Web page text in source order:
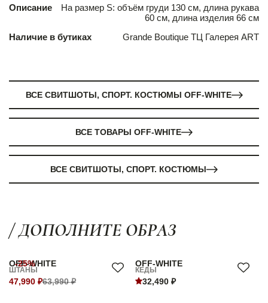
Описание
На размер S: объём груди 130 см, длина рукава
60 см, длина изделия 66 см
Наличие в бутиках
Grande Boutique ТЦ Галерея ART
ВСЕ СВИТШОТЫ, СПОРТ. КОСТЮМЫ OFF-WHITE
ВСЕ ТОВАРЫ OFF-WHITE
ВСЕ СВИТШОТЫ, СПОРТ. КОСТЮМЫ
/ ДОПОЛНИТЕ ОБРАЗ
-25%
OFF-WHITE
ШТАНЫ
47,990 ₽63,990 ₽
OFF-WHITE
КЕДЫ
32,490 ₽